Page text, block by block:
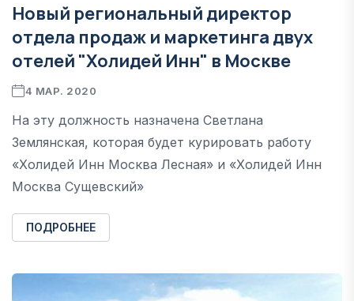
Новый региональный директор
отдела продаж и маркетинга двух
отелей "Холидей Инн" в Москве
4 МАР. 2020
На эту должность назначена Светлана
Землянская, которая будет курировать работу
«Холидей Инн Москва Лесная» и «Холидей Инн
Москва Сущевский»
ПОДРОБНЕЕ